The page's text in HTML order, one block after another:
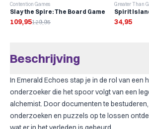
-15%
Contention Games
Slay the Spire: The Board Game
109,95129,95
Greater Than
Spirit
34,95
Beschrijving
In Emerald Echoes stap je in de rol van een
onderzoeker die het spoor volgt van een
alchemist. Door documenten te
onderzoeken en puzzels op te lossen